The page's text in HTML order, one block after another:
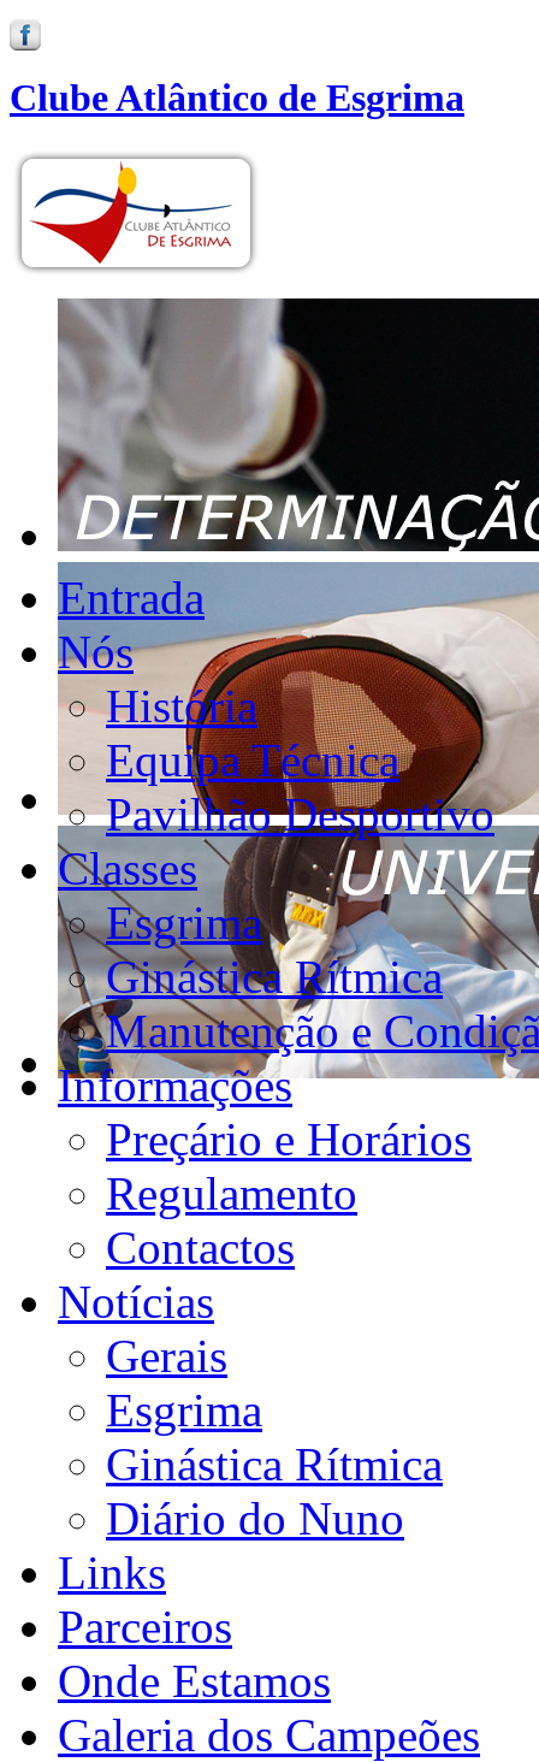
Clube Atlântico de Esgrima
Entrada
Nós
História
Equipa Técnica
Pavilhão Desportivo
Classes
Esgrima
Ginástica Rítmica
Manutenção e
Informações
Preçário e Horários
Regulamento
Contactos
Notícias
Gerais
Esgrima
Ginástica Rítmica
Diário do Nuno
Links
Parceiros
Onde Estamos
Galeria dos Campeões